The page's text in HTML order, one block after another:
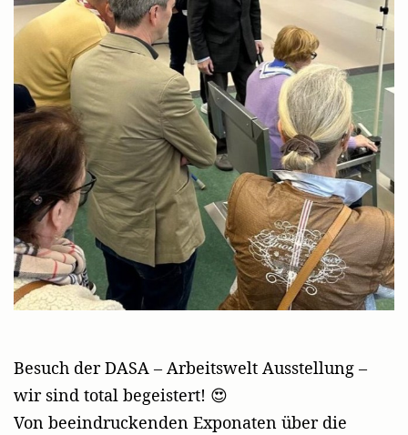
Besuch der DASA – Arbeitswelt Ausstellung –
wir sind total begeistert! 😍
Von beeindruckenden Exponaten über die